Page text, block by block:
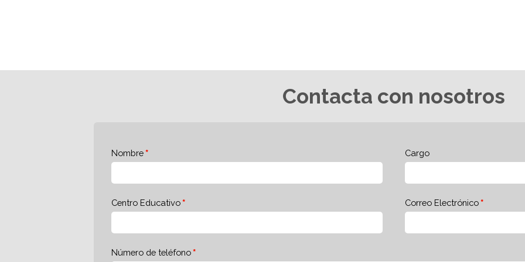
Contacta con nosotros
Nombre Cargo
Centro Educativo Correo Electrónico
Número de teléfono